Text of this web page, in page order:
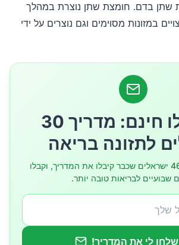
שתן גבוהה וגאוט?
רמת חומצת שתן גבוהה?
רמת חומצת השתן באופן טבעי
בפורינים
שתן בדם. חומצת שתן נוצרת במהלך
במזונות מסוימים וגם נוצרים על ידי
🎁 קבלו חינם: מדריך 30
לתזונה בריאה
הצטרפו ל-46,000 ישראלים שכבר קיבלו את המדריך, וקבלו
שבועיים לבריאות טובה יותר.
שלחו לי את המדריך!